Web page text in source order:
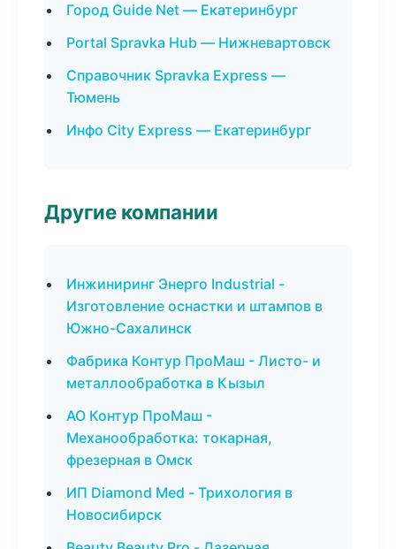
Город Guide Net — Екатеринбург
Portal Spravka Hub — Нижневартовск
Справочник Spravka Express —
Тюмень
Инфо City Express — Екатеринбург
Другие компании
Инжиниринг Энерго Industrial -
Изготовление оснастки и штампов в
Южно-Сахалинск
Фабрика Контур ПроМаш - Листо- и
металлообработка в Кызыл
АО Контур ПроМаш -
Механообработка: токарная,
фрезерная в Омск
ИП Diamond Med - Трихология в
Новосибирск